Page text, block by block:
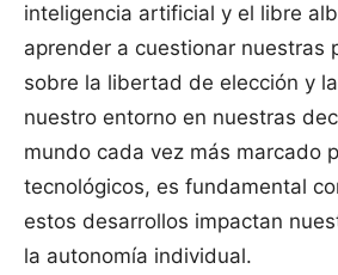
inteligencia artificial y el libre
aprender a cuestionar nuestras
sobre la libertad de elección y
nuestro entorno en nuestras
mundo cada vez más marcado
tecnológicos, es fundamental
estos desarrollos impactan
la autonomía individual.